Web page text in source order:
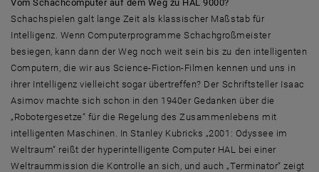
Vom Schachcomputer auf dem Weg zu HAL 9000?
Schachspielen galt lange Zeit als klassischer Maßstab für
Intelligenz. Wenn Computerprogramme Schachgroßmeister
besiegen, kann dann der Weg noch weit sein bis zu den intelligenten
Computern, die wir aus Science-Fiction-Filmen kennen und uns in
ihrer Intelligenz vielleicht sogar übertreffen? Der Schriftsteller Isaac
Asimov machte sich schon in den 1940er Gedanken über die
„Robotergesetze“ für die Regelung des Zusammenlebens mit
intelligenten Maschinen. In Stanley Kubricks „2001: Odyssee im
Weltraum“ reißt der hyperintelligente Computer HAL bei einer
Weltraummission die Kontrolle an sich, und auch „Terminator“ zeigt